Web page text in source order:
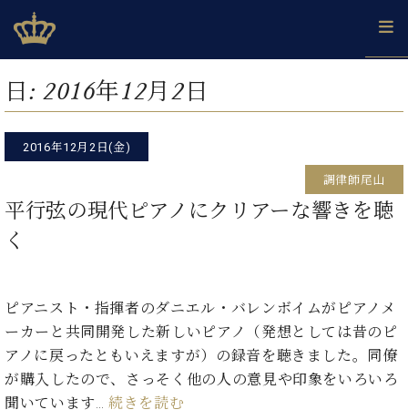
to
content
ベヒシュタインジャパン公式サイト
BECHSTEIN JAPAN Official Site
タ
ロ
グ
ベ
ヒ
ュ
タ
ン
サ
ト /
C.
ベ
示
ノ
技
術
ベ
ヒ
シ
イ
ン
の
ン
ド
ピ
ア
を
ベ
ド
イ
ツ
器
ベ
ヒ
タ
イ
ン
ブ
メ
ル
マ
員
登
録
内
各
店
舗
シ
イ
で、
し
た
い！
び
た
企
業
情
採
用
ベ
ヒ
ュ
タ
日: 2016年12月2日
2016年12月2日(金)
調律師尾山
平行弦の現代ピアノにクリアーな響きを聴
く
ピアニスト・指揮者のダニエル・バレンボイムがピアノメ
ーカーと共同開発した新しいピアノ（発想としては昔のピ
アノに戻ったともいえますが）の録音を聴きました。同僚
が購入したので、さっそく他の人の意見や印象をいろいろ
聞いています…続きを読む